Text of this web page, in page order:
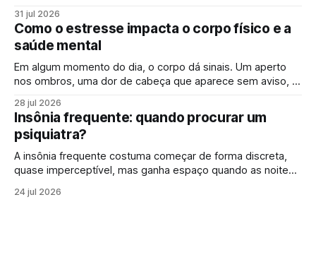
Para muita gente, buscar um psicólogo online parece um
sinal de que “algo saiu do controle”. Mas essa percepção,
31 jul 2026
Como o estresse impacta o corpo físico e a
saúde mental
Em algum momento do dia, o corpo dá sinais. Um aperto
nos ombros, uma dor de cabeça que aparece sem aviso, o
Muitas vezes, esses sintomas parecem isolados, mas
podem estar ligados a algo maior: os efeitos do estresse
no corpo. Em
28 jul 2026
Insônia frequente: quando procurar um
psiquiatra?
A insônia frequente costuma começar de forma discreta,
quase imperceptível, mas ganha espaço quando as noites
parte da rotina. Nem sempre é sobre não dormir nada. Às
24 jul 2026